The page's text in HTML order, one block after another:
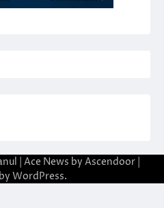
| Ace News by Ascendoor
WordPress.